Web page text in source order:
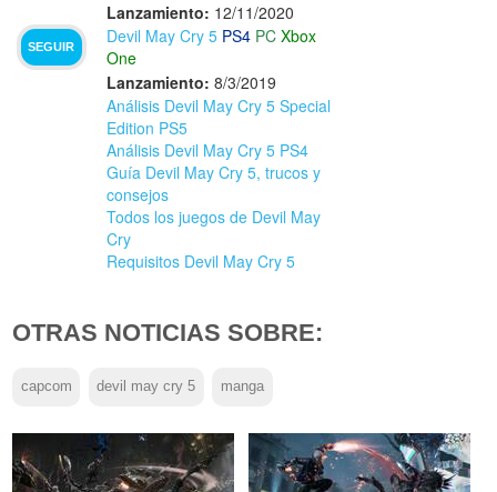
Lanzamiento: 12/11/2020
SEGUIR
Devil May Cry 5 PS4 PC Xbox
One
Lanzamiento: 8/3/2019
Análisis Devil May Cry 5 Special
Edition PS5
Análisis Devil May Cry 5 PS4
Guía Devil May Cry 5, trucos y
consejos
Todos los juegos de Devil May
Cry
Requisitos Devil May Cry 5
OTRAS NOTICIAS SOBRE:
capcom devil may cry 5 manga